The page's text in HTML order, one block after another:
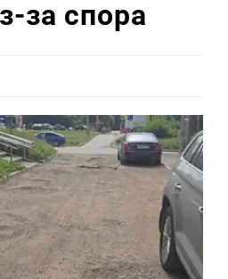
за спора